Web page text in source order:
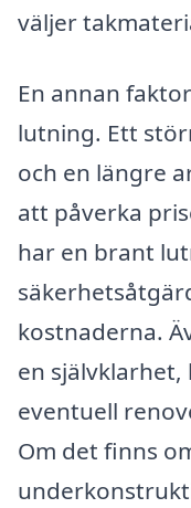
väljer
En annan
lutning. Ett
och en längre
att påverka
har en brant
kostnaderna.
en självklarhet,
eventuell
Om det finns